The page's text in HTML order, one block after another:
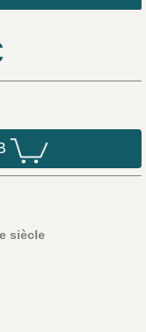
siècle